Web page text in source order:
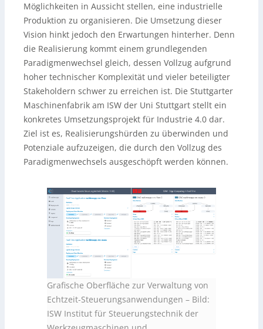
Möglichkeiten in Aussicht stellen, eine industrielle
Produktion zu organisieren. Die Umsetzung dieser
Vision hinkt jedoch den Erwartungen hinterher. Denn
die Realisierung kommt einem grundlegenden
Paradigmenwechsel gleich, dessen Vollzug aufgrund
hoher technischer Komplexität und vieler beteiligter
Stakeholdern schwer zu erreichen ist. Die Stuttgarter
Maschinenfabrik am ISW der Uni Stuttgart stellt ein
konkretes Umsetzungsprojekt für Industrie 4.0 dar.
Ziel ist es, Realisierungshürden zu überwinden und
Potenziale aufzuzeigen, die durch den Vollzug des
Paradigmenwechsels ausgeschöpft werden können.
Grafische Oberfläche zur Verwaltung von
Echtzeit-Steuerungsanwendungen – Bild:
ISW Institut für Steuerungstechnik der